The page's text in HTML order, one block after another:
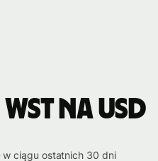
na USD
w ciągu ostatnich 30 dni